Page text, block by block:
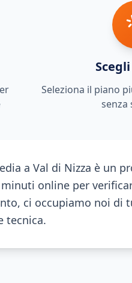
Seleziona il piano
senza
a Val di Nizza è un
online per
ci occupiamo noi di
tecnica.